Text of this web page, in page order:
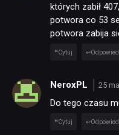
których zabił
potwora co 53
potwora zabija
Cytuj
NeroxPL 25
Do tego czasu
Cytuj